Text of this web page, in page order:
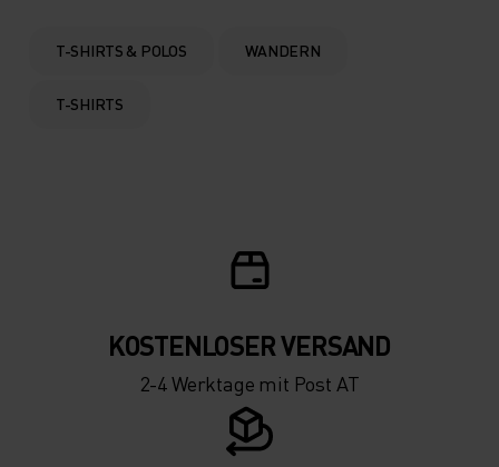
0°
-5°
-20°
-25°
-20°
-25°
T-SHIRTS & POLOS WANDERN
T-SHIRTS
KOSTENLOSER VERSAND
2-4 Werktage mit Post AT